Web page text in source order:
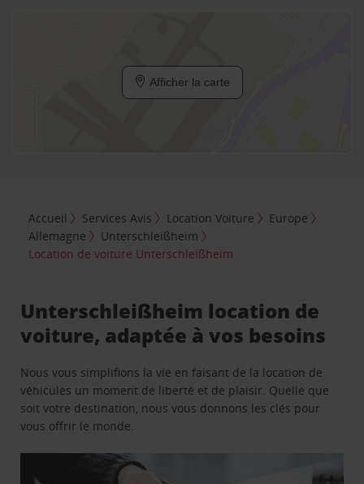
Afficher la carte
Accueil Services Avis Location Voiture
Europe
Allemagne
Unterschleißheim
Location de voiture Unterschleißheim
Unterschleißheim location de
voiture, adaptée à vos besoins
Nous vous simplifions la vie en faisant de la location de
véhicules un moment de liberté et de plaisir. Quelle que
soit votre destination, nous vous donnons les clés pour
vous offrir le monde.